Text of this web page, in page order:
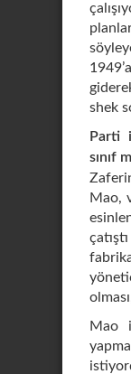
shek
Parti
sınıf
Mao,
Mao